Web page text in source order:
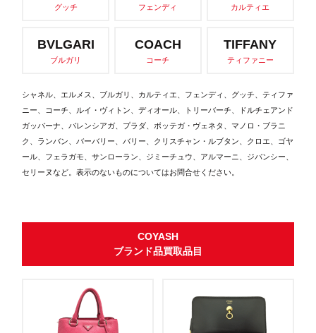
グッチ フェンディ カルティエ
BVLGARI
ブルガリ
COACH
コーチ
TIFFANY
ティファニー
シャネル、エルメス、ブルガリ、カルティエ、フェンディ、グッチ、ティファ
ニー、コーチ、ルイ・ヴィトン、ディオール、トリーバーチ、ドルチェアンド
ガッバーナ、バレンシアガ、プラダ、ボッテガ・ヴェネタ、マノロ・ブラニ
ク、ランバン、バーバリー、バリー、クリスチャン・ルブタン、クロエ、ゴヤ
ール、フェラガモ、サンローラン、ジミーチュウ、アルマーニ、ジバンシー、
セリーヌなど。表示のないものについてはお問合せください。
COYASH
ブランド品買取品目